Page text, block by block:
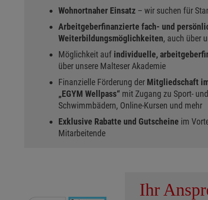
Wohnortnaher Einsatz – wir suchen für
Arbeitgeberfinanzierte fach- und
Weiterbildungsmöglichkeiten, auch über
Möglichkeit auf individuelle,
über unsere Malteser Akademie
Finanzielle Förderung der Mitgliedschaft
„EGYM Wellpass“ mit Zugang zu Sport-
Schwimmbädern, Online-Kursen und mehr
Exklusive Rabatte und Gutscheine im
Mitarbeitende
Ihr